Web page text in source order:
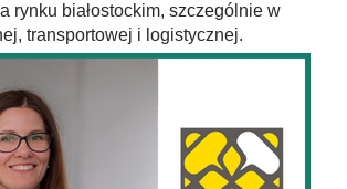
rynku białostockim, szczególnie w
transportowej i logistycznej.